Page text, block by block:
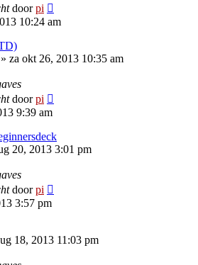
doorpi
10:24 am
» za okt 26, 2013 10:35 am
doorpi
9:39 am
20, 2013 3:01 pm
doorpi
3:57 pm
18, 2013 11:03 pm